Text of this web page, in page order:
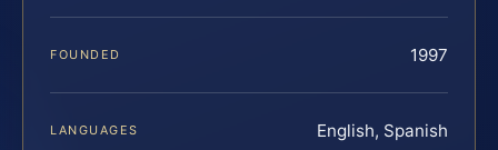
FOUNDED 1997
LANGUAGES English, Spanish